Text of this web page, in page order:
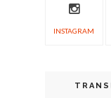
INSTAGRAM